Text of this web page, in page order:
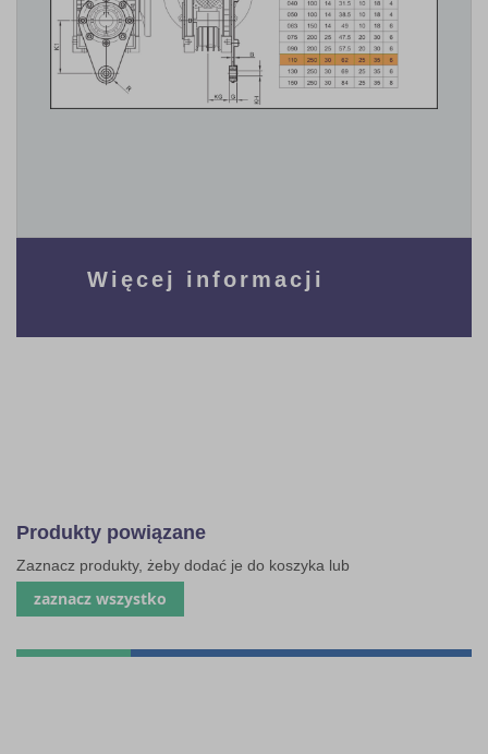
Więcej informacji
Produkty powiązane
Zaznacz produkty, żeby dodać je do koszyka lub
zaznacz wszystko